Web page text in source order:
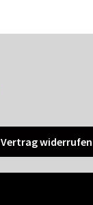
Vertrag widerrufen